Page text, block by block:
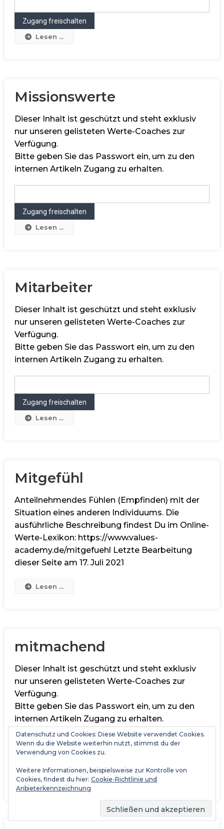
Lesen ...
Missionswerte
Dieser Inhalt ist geschützt und steht exklusiv
nur unseren gelisteten Werte-Coaches zur
Verfügung.
Bitte geben Sie das Passwort ein, um zu den
internen Artikeln Zugang zu erhalten.
Lesen ...
Mitarbeiter
Dieser Inhalt ist geschützt und steht exklusiv
nur unseren gelisteten Werte-Coaches zur
Verfügung.
Bitte geben Sie das Passwort ein, um zu den
internen Artikeln Zugang zu erhalten.
Lesen ...
Mitgefühl
Anteilnehmendes Fühlen (Empfinden) mit der
Situation eines anderen Individuums. Die
ausführliche Beschreibung findest Du im Online-
Werte-Lexikon: https://www.values-
academy.de/mitgefuehl Letzte Bearbeitung
dieser Seite am 17. Juli 2021
Lesen ...
mitmachend
Dieser Inhalt ist geschützt und steht exklusiv
nur unseren gelisteten Werte-Coaches zur
Verfügung.
Bitte geben Sie das Passwort ein, um zu den
internen Artikeln Zugang zu erhalten.
Lesen ...
Datenschutz und Cookies: Diese Website verwendet Cookies.
Wenn du die Website weiterhin nutzt, stimmst du der
Verwendung von Cookies zu.
Weitere Informationen, beispielsweise zur Kontrolle von
Cookies, findest du hier: Cookie-Richtlinie und
Anbieterkennzeichnung